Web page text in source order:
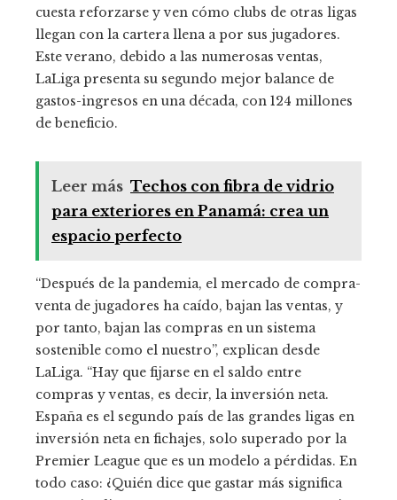
cuesta reforzarse y ven cómo clubs de otras ligas
llegan con la cartera llena a por sus jugadores.
Este verano, debido a las numerosas ventas,
LaLiga presenta su segundo mejor balance de
gastos-ingresos en una década, con 124 millones
de beneficio.
Leer más Techos con fibra de vidrio
para exteriores en Panamá: crea un
espacio perfecto
“Después de la pandemia, el mercado de compra-
venta de jugadores ha caído, bajan las ventas, y
por tanto, bajan las compras en un sistema
sostenible como el nuestro”, explican desde
LaLiga. “Hay que fijarse en el saldo entre
compras y ventas, es decir, la inversión neta.
España es el segundo país de las grandes ligas en
inversión neta en fichajes, solo superado por la
Premier League que es un modelo a pérdidas. En
todo caso: ¿Quién dice que gastar más significa